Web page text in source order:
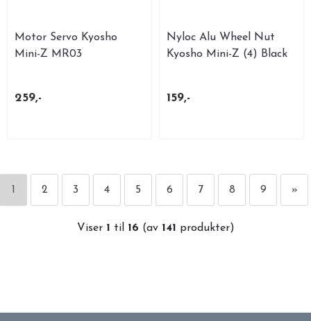
Motor Servo Kyosho
Mini-Z MR03
259,-
Nyloc Alu Wheel Nut
Kyosho Mini-Z (4) Black
159,-
2 3 4 5 6 7 8 9 »
Viser 1 til 16 (av 141 produkter)